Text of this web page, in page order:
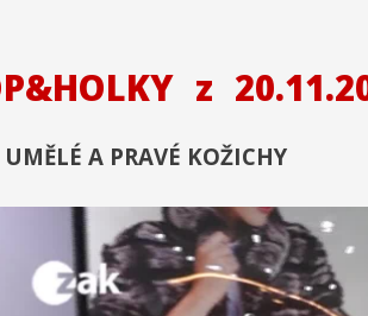
z
A PRAVÉ KOŽICHY